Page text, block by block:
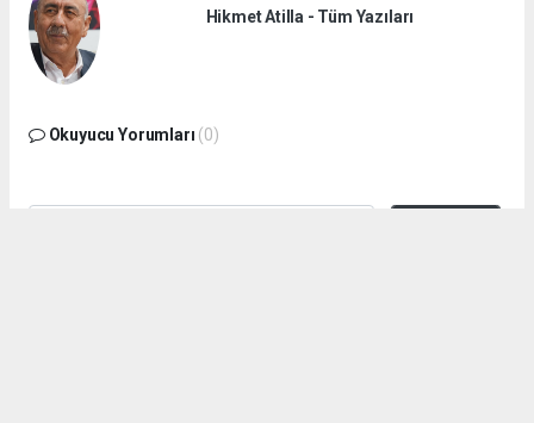
Hikmet Atilla - Tüm Yazıları
Okuyucu Yorumları (0)